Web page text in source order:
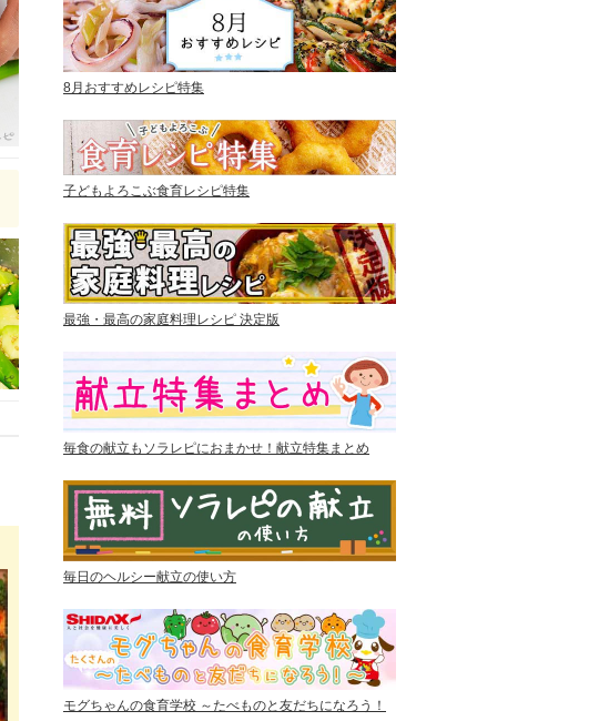
8月おすすめレシピ特集
子どもよろこぶ食育レシピ特集
最強・最高の家庭料理レシピ 決定版
毎食の献立もソラレピにおまかせ！献立特集まとめ
毎日のヘルシー献立の使い方
モグちゃんの食育学校 ～たべものと友だちになろう！